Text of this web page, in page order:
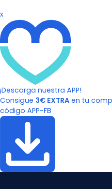
x
¡Descarga nuestra APP!
Consigue 3€ EXTRA en tu
código APP-FB